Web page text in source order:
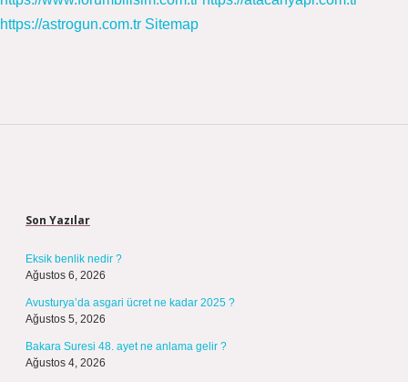
https://astrogun.com.tr Sitemap
Son Yazılar
Eksik benlik nedir ?
Ağustos 6, 2026
Avusturya’da asgari ücret ne kadar 2025 ?
Ağustos 5, 2026
Bakara Suresi 48. ayet ne anlama gelir ?
Ağustos 4, 2026